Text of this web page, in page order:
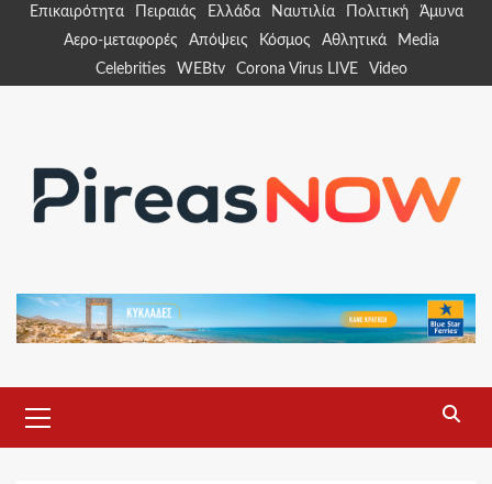
Επικαιρότητα Πειραιάς Ελλάδα Ναυτιλία Πολιτική
Άμυνα
Αερο-μεταφορές
Απόψεις Κόσμος Αθλητικά
Media
Celebrities
WEBtv Corona Virus LIVE Video
Menu